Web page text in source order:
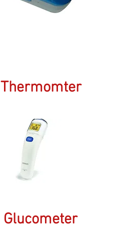
Thermomter
Glucometer